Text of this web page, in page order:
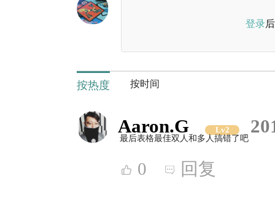
登录
按热度 按时间
Aaron.G Lv2
最后表格最佳双人和多人搞错了吧
0 回复